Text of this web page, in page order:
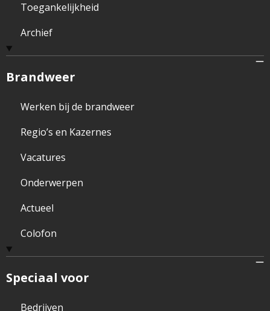
Toegankelijkheid
Archief
Brandweer
Werken bij de brandweer
Regio’s en Kazernes
Vacatures
Onderwerpen
Actueel
Colofon
Speciaal voor
Bedrijven